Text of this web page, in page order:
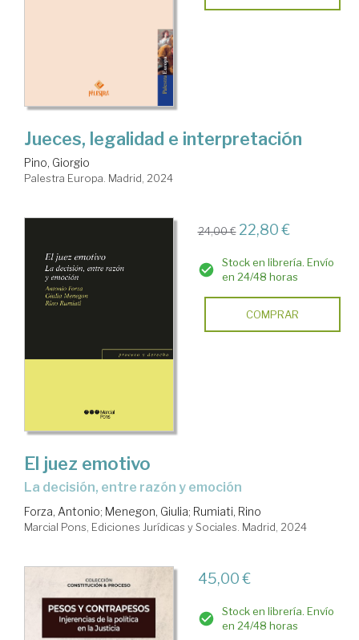
Jueces, legalidad e interpretación
Pino, Giorgio
Palestra Europa. Madrid, 2024
24,00 € 22,80 €
Stock en librería. Envío
en 24/48 horas
COMPRAR
El juez emotivo
La decisión, entre razón y emoción
Forza, Antonio; Menegon, Giulia; Rumiati, Rino
Marcial Pons, Ediciones Jurídicas y Sociales. Madrid, 2024
45,00 €
Stock en librería. Envío
en 24/48 horas